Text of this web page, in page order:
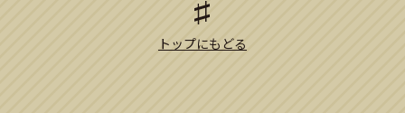
トップにもどる